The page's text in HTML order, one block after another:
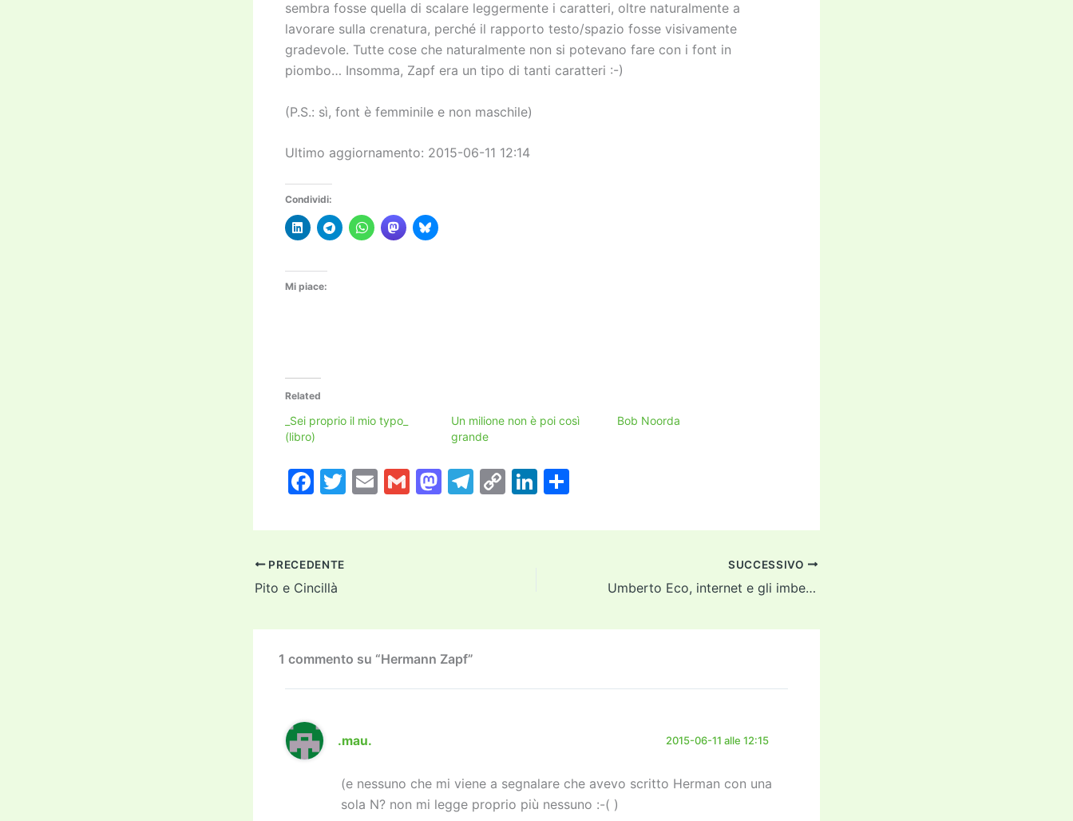
sembra fosse quella di scalare leggermente i caratteri, oltre naturalmente a
lavorare sulla crenatura, perché il rapporto testo/spazio fosse visivamente
gradevole. Tutte cose che naturalmente non si potevano fare con i font in
piombo… Insomma, Zapf era un tipo di tanti caratteri :-)
(P.S.: sì, font è femminile e non maschile)
Ultimo aggiornamento: 2015-06-11 12:14
Condividi:
Mi piace:
Related
_Sei proprio il mio typo_
(libro)
Un milione non è poi così
grande
Bob Noorda
F
c
e
b
o
k
T
itt
E
ai
G
ai
M
st
n
T
e
C
p
k
Li
k n
PRECEDENTE
Pito e Cincillà
SUCCESSIVO
Umberto Eco, internet e gli imbecilli
1 commento su “Hermann Zapf”
.mau. 2015-06-11 alle 12:15
(e nessuno che mi viene a segnalare che avevo scritto Herman con una
sola N? non mi legge proprio più nessuno :-( )